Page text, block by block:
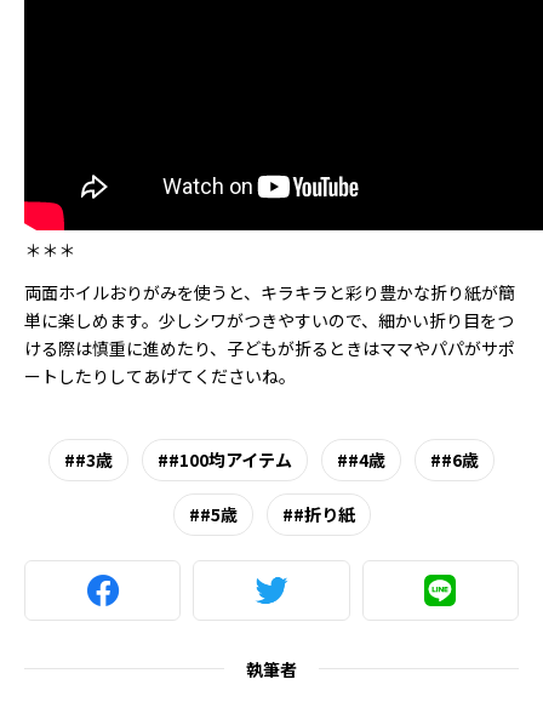
＊＊＊
両面ホイルおりがみを使うと、キラキラと彩り豊かな折り紙が簡
単に楽しめます。少しシワがつきやすいので、細かい折り目をつ
ける際は慎重に進めたり、子どもが折るときはママやパパがサポ
ートしたりしてあげてくださいね。
#3歳 #100均アイテム #4歳 #6歳
#5歳 #折り紙
執筆者